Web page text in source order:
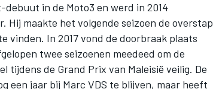
debuut in de Moto3 en werd in 2014
Hij maakte het volgende seizoen de overstap
vinden. In 2017 vond de doorbraak plaats
twee seizoenen meedeed om de
de Grand Prix van Maleisië veilig. De
een jaar bij Marc VDS te blijven, maar heeft